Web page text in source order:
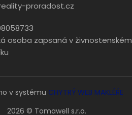
proradost.cz
osoba zapsaná v živnostenském
v systému CHYTRÝ WEB MAKLÉŘE
2026 © Tomawell s.r.o.